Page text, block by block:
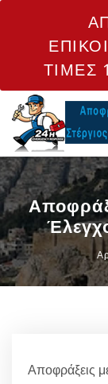
ΤΙΜΕΣ
Αποφράξεις